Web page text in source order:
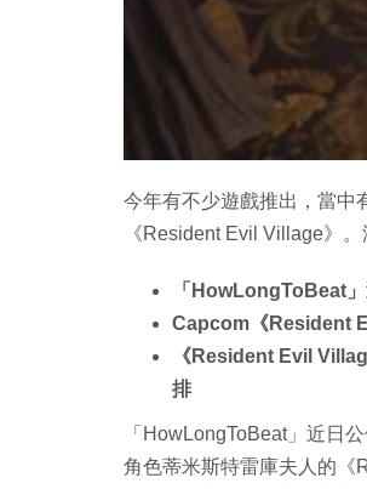
今年有不少遊戲推出，當中
《Resident Evil Village》
「HowLongToBeat
Capcom《Resident
《Resident Evil
排
「HowLongToBeat」近日
角色蒂米斯特雷庫夫人的《